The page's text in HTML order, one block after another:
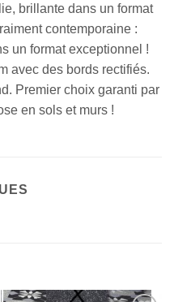
brillante dans un format
contemporaine :
un format exceptionnel !
avec des bords rectifiés.
Premier choix garanti par
en sols et murs !